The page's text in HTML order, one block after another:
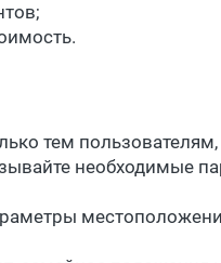
тем
необходимые